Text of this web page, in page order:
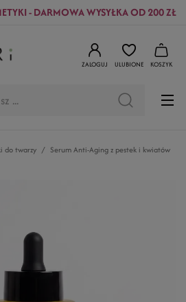
- DARMOWA WYSYŁKA OD 200 ZŁ
ZALOGUJ ULUBIONE KOSZYK
do twarzy
Serum Anti-Aging z pestek i kwiatów